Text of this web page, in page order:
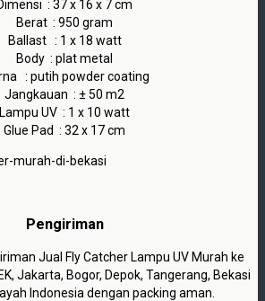
: 37 x 16 x 7 cm
Berat : 950 gram
Ballast : 1 x 18 watt
Body : plat metal
: putih powder coating
Jangkauan : ± 50 m2
Lampu UV : 1 x 10 watt
Glue Pad : 32 x 17 cm
Pengiriman
Jual Fly Catcher Lampu UV Murah ke
Jakarta, Bogor, Depok, Tangerang, Bekasi
Indonesia dengan packing aman.